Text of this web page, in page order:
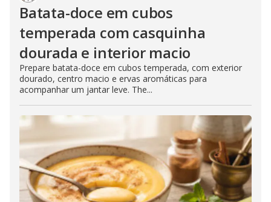
Batata-doce em cubos
temperada com casquinha
dourada e interior macio
Prepare batata-doce em cubos temperada, com exterior
dourado, centro macio e ervas aromáticas para
acompanhar um jantar leve. The...